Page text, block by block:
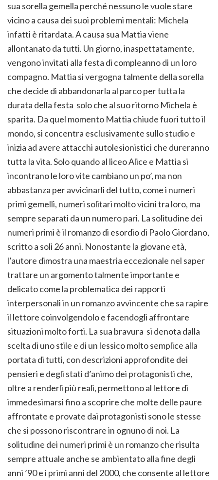
sua sorella gemella perché nessuno le vuole stare
vicino a causa dei suoi problemi mentali: Michela
infatti è ritardata. A causa sua Mattia viene
allontanato da tutti. Un giorno, inaspettatamente,
vengono invitati alla festa di compleanno di un loro
compagno. Mattia si vergogna talmente della sorella
che decide di abbandonarla al parco per tutta la
durata della festa solo che al suo ritorno Michela è
sparita. Da quel momento Mattia chiude fuori tutto il
mondo, si concentra esclusivamente sullo studio e
inizia ad avere attacchi autolesionistici che dureranno
tutta la vita. Solo quando al liceo Alice e Mattia si
incontrano le loro vite cambiano un po’, ma non
abbastanza per avvicinarli del tutto, come i numeri
primi gemelli, numeri solitari molto vicini tra loro, ma
sempre separati da un numero pari. La solitudine dei
numeri primi è il romanzo di esordio di Paolo Giordano,
scritto a soli 26 anni. Nonostante la giovane età,
l’autore dimostra una maestria eccezionale nel saper
trattare un argomento talmente importante e
delicato come la problematica dei rapporti
interpersonali in un romanzo avvincente che sa rapire
il lettore coinvolgendolo e facendogli affrontare
situazioni molto forti. La sua bravura si denota dalla
scelta di uno stile e di un lessico molto semplice alla
portata di tutti, con descrizioni approfondite dei
pensieri e degli stati d’animo dei protagonisti che,
oltre a renderli più reali, permettono al lettore di
immedesimarsi fino a scoprire che molte delle paure
affrontate e provate dai protagonisti sono le stesse
che si possono riscontrare in ognuno di noi. La
solitudine dei numeri primi è un romanzo che risulta
sempre attuale anche se ambientato alla fine degli
anni ’90 e i primi anni del 2000, che consente al lettore